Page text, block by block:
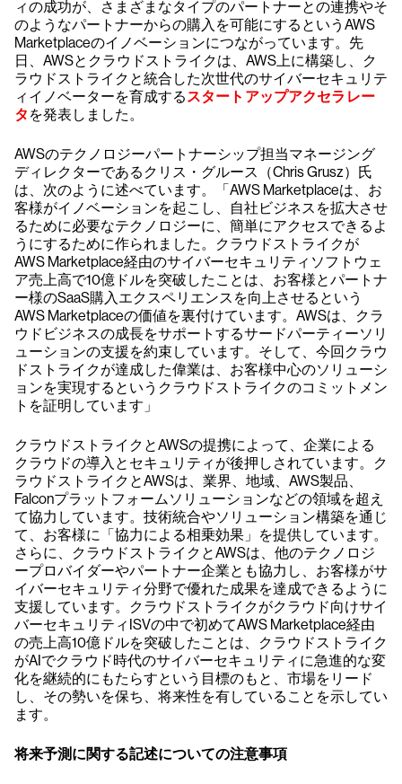
ィの成功が、さまざまなタイプのパートナーとの連携やそ
のようなパートナーからの購入を可能にするというAWS
Marketplaceのイノベーションにつながっています。先
日、AWSとクラウドストライクは、AWS上に構築し、ク
ラウドストライクと統合した次世代のサイバーセキュリテ
ィイノベーターを育成するスタートアップアクセラレー
タ を発表しました。
AWSのテクノロジーパートナーシップ担当マネージング
ディレクターであるクリス・グルース（Chris Grusz）氏
は、次のように述べています。「AWS Marketplaceは、お
客様がイノベーションを起こし、自社ビジネスを拡大させ
るために必要なテクノロジーに、簡単にアクセスできるよ
うにするために作られました。クラウドストライクが
AWS Marketplace経由のサイバーセキュリティソフトウェ
ア売上高で10億ドルを突破したことは、お客様とパートナ
ー様のSaaS購入エクスペリエンスを向上させるという
AWS Marketplaceの価値を裏付けています。AWSは、クラ
ウドビジネスの成長をサポートするサードパーティーソリ
ューションの支援を約束しています。そして、今回クラウ
ドストライクが達成した偉業は、お客様中心のソリューシ
ョンを実現するというクラウドストライクのコミットメン
トを証明しています」
クラウドストライクとAWSの提携によって、企業による
クラウドの導入とセキュリティが後押しされています。ク
ラウドストライクとAWSは、業界、地域、AWS製品、
Falconプラットフォームソリューションなどの領域を超え
て協力しています。技術統合やソリューション構築を通じ
て、お客様に「協力による相乗効果」を提供しています。
さらに、クラウドストライクとAWSは、他のテクノロジ
ープロバイダーやパートナー企業とも協力し、お客様がサ
イバーセキュリティ分野で優れた成果を達成できるように
支援しています。クラウドストライクがクラウド向けサイ
バーセキュリティISVの中で初めてAWS Marketplace経由
の売上高10億ドルを突破したことは、クラウドストライク
がAIでクラウド時代のサイバーセキュリティに急進的な変
化を継続的にもたらすという目標のもと、市場をリード
し、その勢いを保ち、将来性を有していることを示してい
ます。
将来予測に関する記述についての注意事項